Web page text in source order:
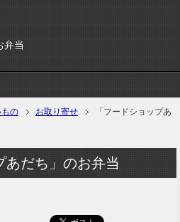
弁当
の お取り寄せ
「フードショップあ
あだち」のお弁当